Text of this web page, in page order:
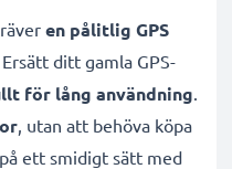
en pålitlig GPS
Ersätt ditt gamla GPS-
för lång användning.
, utan att behöva köpa
ett smidigt sätt med